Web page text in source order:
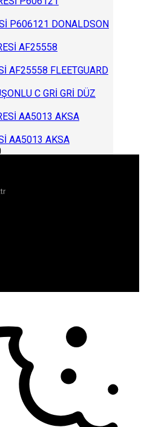
P606121 DONALDSON
AF25558 FLEETGUARD
C GRİ GRİ DÜZ
AA5013 AKSA